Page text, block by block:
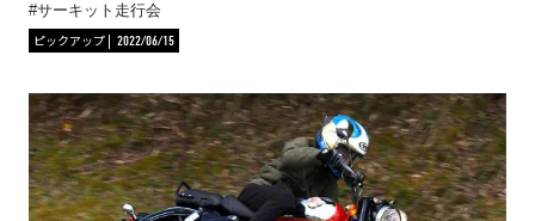
サーキット走行会
ピックアップ
2022/06/15